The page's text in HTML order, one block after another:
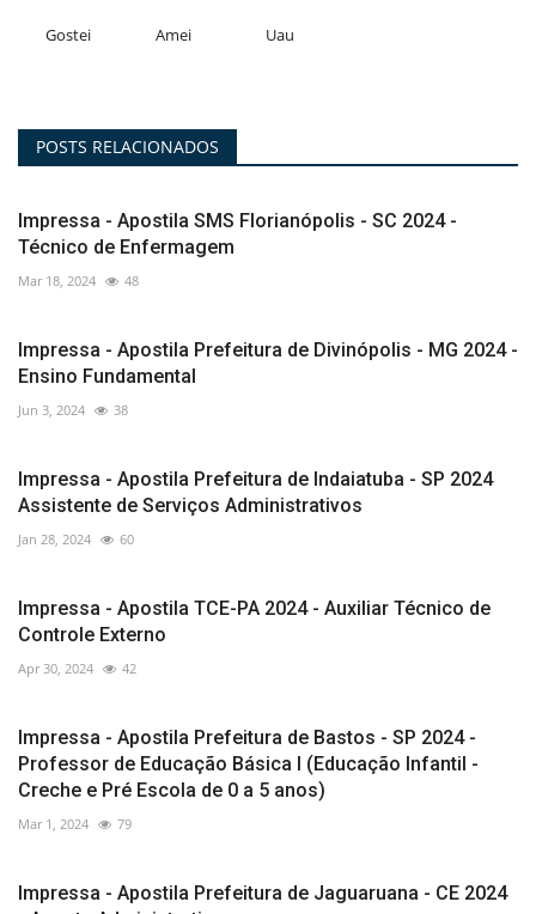
Gostei Amei Uau
POSTS RELACIONADOS
Impressa - Apostila SMS Florianópolis - SC 2024 -
Técnico de Enfermagem
Mar 18, 2024 48
Impressa - Apostila Prefeitura de Divinópolis - MG 2024 -
Ensino Fundamental
Jun 3, 2024 38
Impressa - Apostila Prefeitura de Indaiatuba - SP 2024
Assistente de Serviços Administrativos
Jan 28, 2024 60
Impressa - Apostila TCE-PA 2024 - Auxiliar Técnico de
Controle Externo
Apr 30, 2024 42
Impressa - Apostila Prefeitura de Bastos - SP 2024 -
Professor de Educação Básica I (Educação Infantil -
Creche e Pré Escola de 0 a 5 anos)
Mar 1, 2024 79
Impressa - Apostila Prefeitura de Jaguaruana - CE 2024